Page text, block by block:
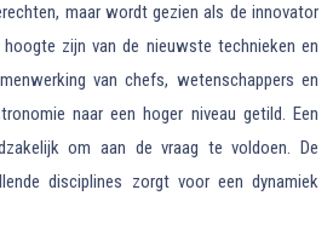
maar wordt gezien als de innovator
zijn van de nieuwste technieken en
van chefs, wetenschappers en
naar een hoger niveau getild. Een
om aan de vraag te voldoen. De
disciplines zorgt voor een dynamiek